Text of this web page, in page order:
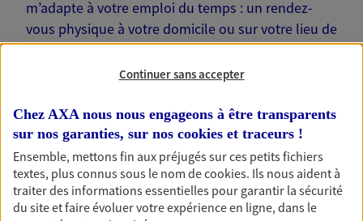
m’adapte à votre emploi du temps : un rendez-
vous physique à votre domicile ou sur votre lieu de
travail… Je suis là pour échanger avec vous !
Nos offres phares
Continuer sans accepter
Chez AXA nous nous engageons à être transparents
sur nos garanties, sur nos cookies et traceurs !
Ensemble, mettons fin aux préjugés sur ces petits fichiers
textes, plus connus sous le nom decookies. Ils nous aident à
traiter des informations essentielles pour garantir la sécurité
du site et faire évoluer votre expérience en ligne, dans le